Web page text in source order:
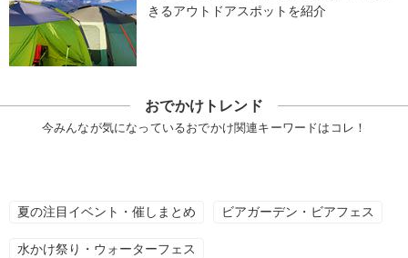
きるアウトドアスポットを紹介
おでかけトレンド
今みんなが気になっているおでかけ関連キーワードはコレ！
夏の注目イベント・催しまとめ ビアガーデン・ビアフェス
水かけ祭り・ウォーターフェス